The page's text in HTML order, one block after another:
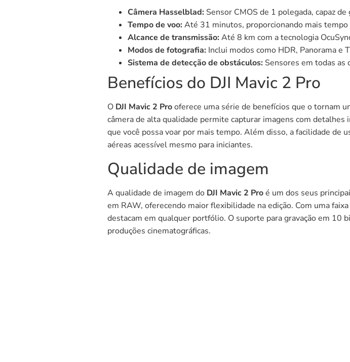
Câmera Hasselblad: Sensor CMOS de 1 polegada, capaz
Tempo de voo: Até 31 minutos, proporcionando mais
Alcance de transmissão: Até 8 km com a tecnologia
Modos de fotografia: Inclui modos como HDR, Panorama
Sistema de detecção de obstáculos: Sensores em todas as
Benefícios do DJI Mavic 2 Pro
O DJI Mavic 2 Prooferece uma série de benefícios que o tornam
câmera de alta qualidade permite capturar imagens com
que você possa voar por mais tempo. Além disso, a facilidade de
aéreas acessível mesmo para iniciantes.
Qualidade de imagem
A qualidade de imagem do DJI Mavic 2 Proé um dos seus
em RAW, oferecendo maior flexibilidade na edição. Com uma
destacam em qualquer portfólio. O suporte para gravação em 10
produções cinematográficas.